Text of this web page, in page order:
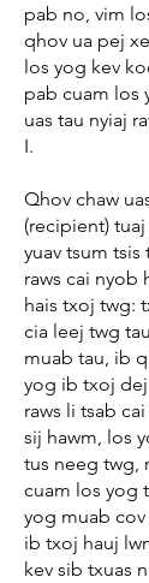
pab no, vim
qhov ua pej
los yog kev
pab cuam los
uas tau nyiaj
I.
Qhov chaw
(recipient)
yuav tsum
raws cai nyob
hais txoj twg:
cia leej twg
muab tau, ib
yog ib txoj dej
raws li tsab
sij hawm, los
tus neeg twg,
cuam los yog
yog muab
ib txoj hauj
kev sib txuas